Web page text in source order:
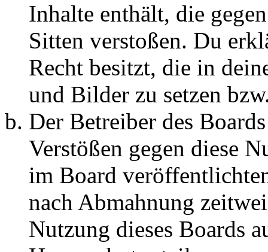
Inhalte enthält, die
Sitten verstoßen. Du
Recht besitzt, die in
und Bilder zu setzen
Der Betreiber des
Verstößen gegen diese
im Board
nach Abmahnung
Nutzung dieses Boards